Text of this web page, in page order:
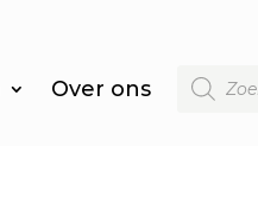
Over ons
Producten
zoeken